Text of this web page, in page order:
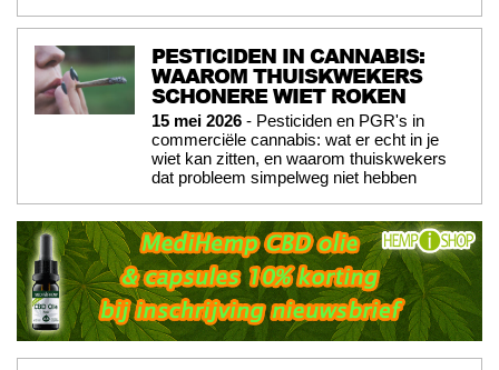
PESTICIDEN IN CANNABIS:
WAAROM THUISKWEKERS
SCHONERE WIET ROKEN
15 mei 2026 - Pesticiden en PGR's in
commerciële cannabis: wat er echt in je
wiet kan zitten, en waarom thuiskwekers
dat probleem simpelweg niet hebben